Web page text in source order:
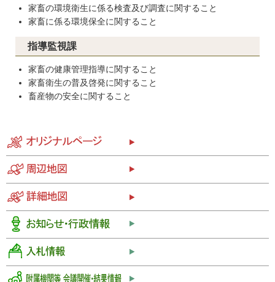
家畜の環境衛生に係る検査及び調査に関すること
家畜に係る環境保全に関すること
指導監視課
家畜の健康管理指導に関すること
家畜衛生の普及啓発に関すること
畜産物の安全に関すること